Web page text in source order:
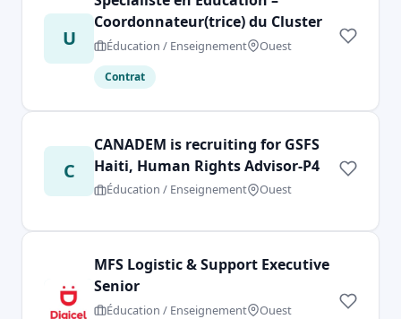
U
Coordonnateur(trice) du Cluster
Éducation / Enseignement Ouest
Contrat
C
CANADEM is recruiting for GSFS
Haiti, Human Rights Advisor-P4
Éducation / Enseignement Ouest
MFS Logistic & Support Executive
Senior
Éducation / Enseignement Ouest